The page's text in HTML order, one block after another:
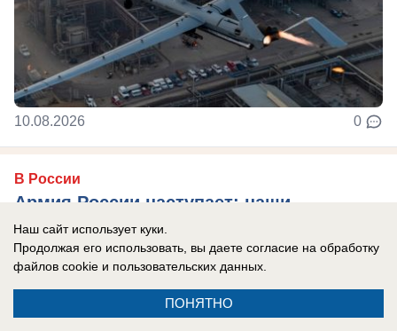
10.08.2026 0
В России
Армия России наступает: наши
подразделения продвигаются к
Краматорску
Наш сайт использует куки.
Продолжая его использовать, вы даете согласие на обработку
файлов cookie и пользовательских данных.
ПОНЯТНО